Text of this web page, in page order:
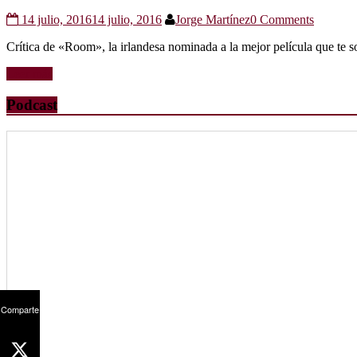
14 julio, 201614 julio, 2016 Jorge Martínez0 Comments
Crítica de «Room», la irlandesa nominada a la mejor película que te
Podcast
Comparte